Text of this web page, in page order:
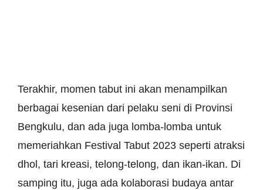
Terakhir, momen tabut ini akan menampilkan
berbagai kesenian dari pelaku seni di Provinsi
Bengkulu, dan ada juga lomba-lomba untuk
memeriahkan Festival Tabut 2023 seperti atraksi
dhol, tari kreasi, telong-telong, dan ikan-ikan. Di
samping itu, juga ada kolaborasi budaya antar